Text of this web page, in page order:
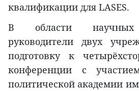
квалификации для LASES.
В области научных
руководители двух
подготовку к
конференции с
политической академии